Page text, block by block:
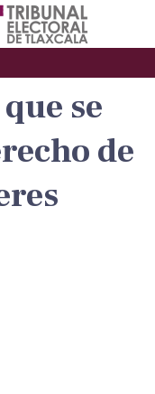
se
de